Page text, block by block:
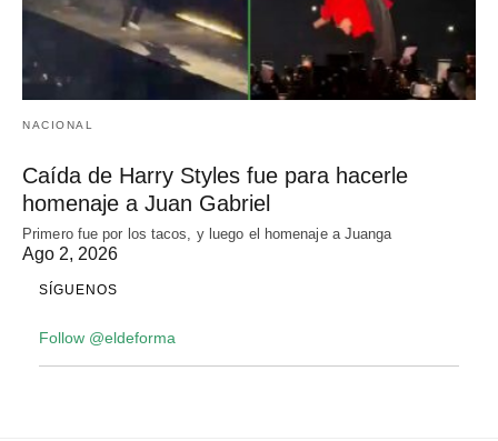
NACIONAL
Caída de Harry Styles fue para hacerle
homenaje a Juan Gabriel
Primero fue por los tacos, y luego el homenaje a Juanga
Ago 2, 2026
SÍGUENOS
Follow @eldeforma